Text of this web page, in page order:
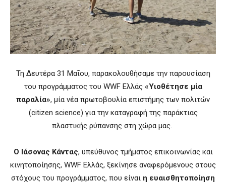
Τη Δευτέρα 31 Μαΐου, παρακολουθήσαμε την παρουσίαση
του προγράμματος του WWF Ελλάς «Υιοθέτησε μία
παραλία», μία νέα πρωτοβουλία επιστήμης των πολιτών
(citizen science) για την καταγραφή της παράκτιας
πλαστικής ρύπανσης στη χώρα μας.
Ο Ιάσονας Κάντας, υπεύθυνος τμήματος επικοινωνίας και
κινητοποίησης, WWF Ελλάς, ξεκίνησε αναφερόμενους στους
στόχους του προγράμματος, που είναι η ευαισθητοποίηση